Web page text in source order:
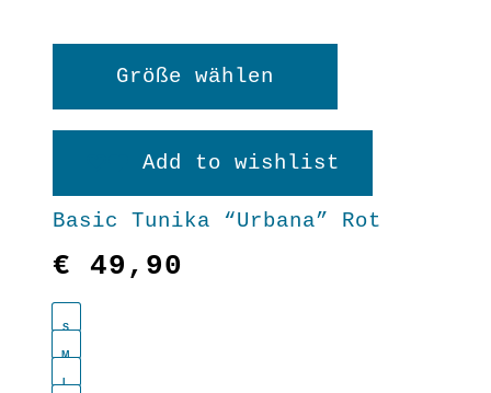
Größe wählen
Dieses
weist
Varianten
Add to wishlist
Basic Tunika “Urbana” Rot
€ 49,90
S
M
L